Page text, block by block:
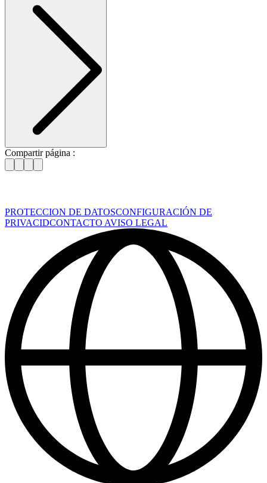
Compartir página :
PROTECCION DE DATOSCONFIGURACIÓN DE
PRIVACIDCONTACTO AVISO LEGAL